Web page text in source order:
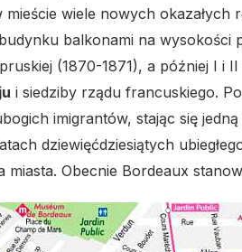
wiele nowych okazałych
balkonami na wysokości
(1870-1871), a później I i
i siedziby rządu francuskiego.
imigrantów, stając się
dziewięćdziesiątych
miasta. Obecnie Bordeaux